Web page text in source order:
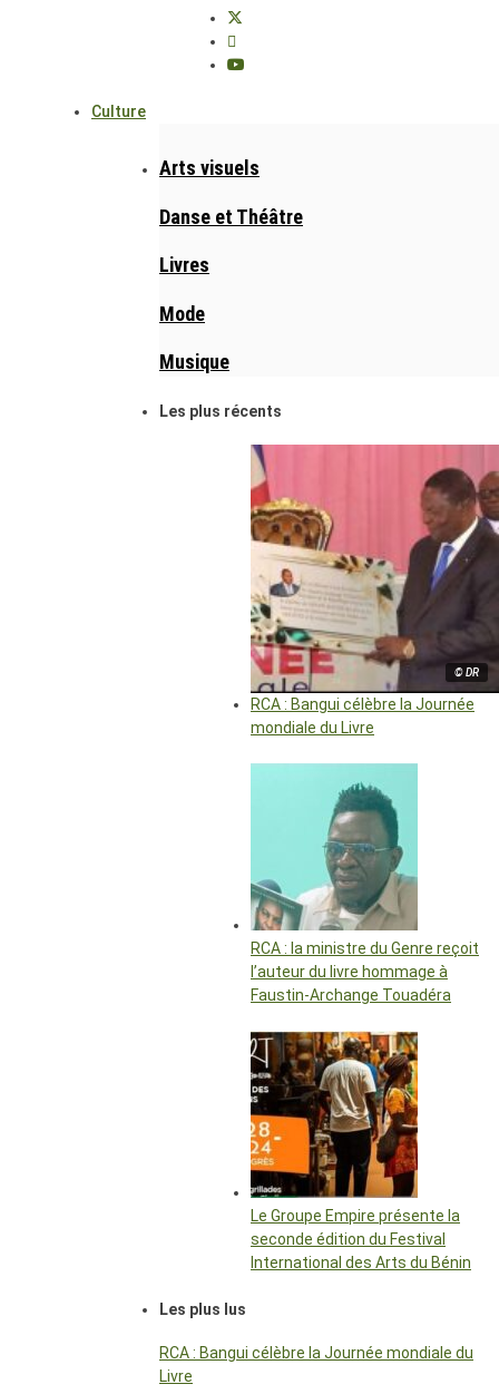
Culture
Arts visuels
Danse et Théâtre
Livres
Mode
Musique
Les plus récents
© DR
RCA : Bangui célèbre la Journée
mondiale du Livre
RCA : la ministre du Genre reçoit
l’auteur du livre hommage à
Faustin-Archange Touadéra
Le Groupe Empire présente la
seconde édition du Festival
International des Arts du Bénin
Les plus lus
RCA : Bangui célèbre la Journée mondiale du
Livre